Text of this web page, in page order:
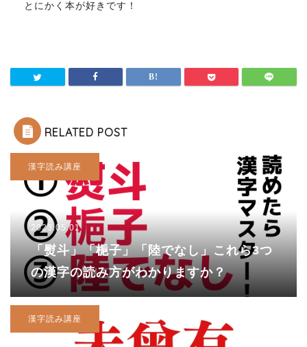
とにかく本が好きです！
RELATED POST
漢字読み講座
2023.05.01
「熨斗」「梔子」「陸でなし」これら3つ
の漢字の読み方がわかりますか？
漢字読み講座